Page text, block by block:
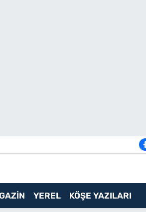
YEREL KÖŞE YAZILARI